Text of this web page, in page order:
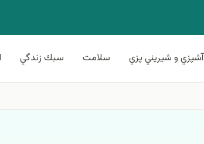
آشپزي و شيريني پزي سلامت سبك زندگي